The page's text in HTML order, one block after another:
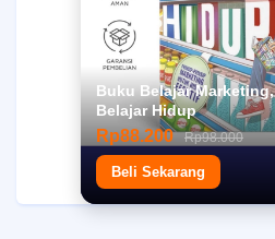
Buku Belajar Marketing,
Belajar Hidup
Rp88.200 Rp98.000
Beli Sekarang